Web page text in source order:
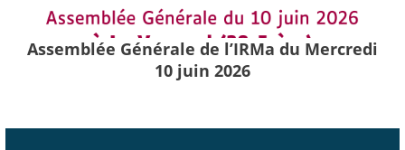
Assemblée Générale de l’IRMa du Mercredi
10 juin 2026